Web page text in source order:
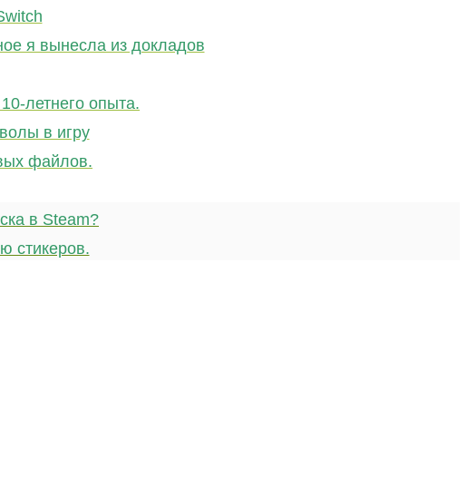
я вынесла из докладов
летнего опыта.
в игру
файлов.
в Steam?
стикеров.